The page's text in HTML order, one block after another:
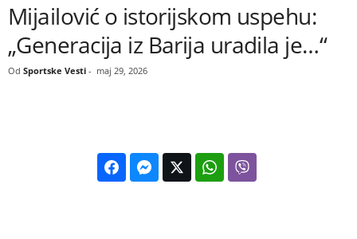
Mijailović o istorijskom uspehu:
„Generacija iz Barija uradila je…“
Od Sportske Vesti - maj 29, 2026